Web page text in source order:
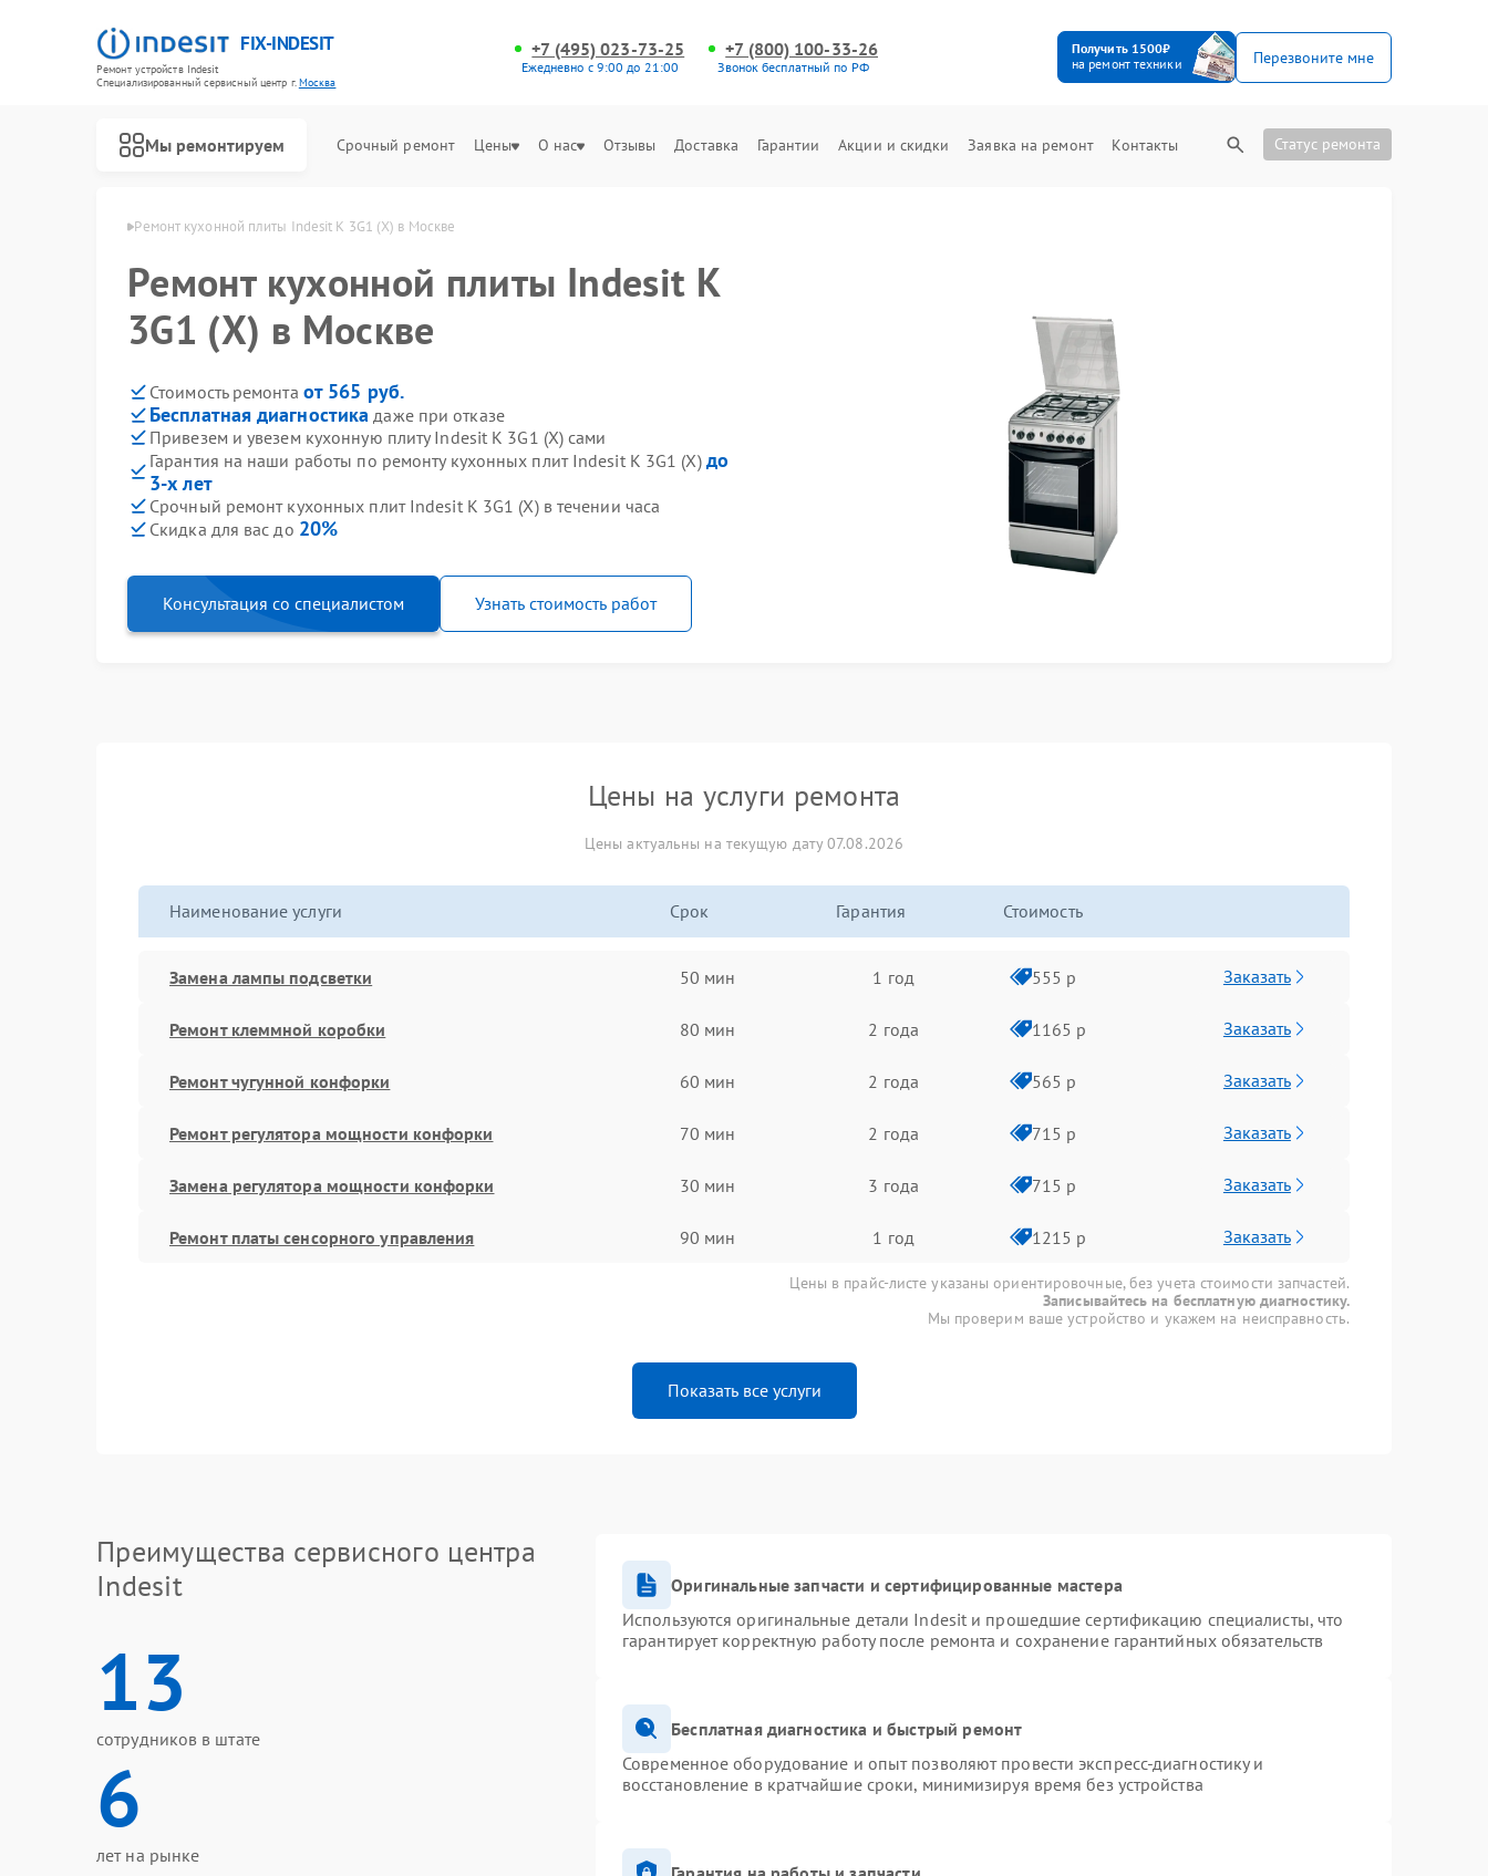
FIX-INDESIT
Ремонт устройств Indesit
Специализированный cервисный центр г.Москва
+7 (495) 023-73-25
Ежедневно с 9:00 до 21:00
+7 (800) 100-33-26
Звонок бесплатный по РФ
Получить 1500₽
на ремонт техники
Перезвоните мне
Мы ремонтируем Срочный ремонт Цены О нас Отзывы Доставка Гарантии Акции и скидки Заявка на ремонт Контакты Статус ремонта
Indesit в Москве Ремонт кухонной плиты Indesit K 3G1 (X) в Москве
Ремонт кухонной плиты Indesit K
3G1 (X) в Москве
Стоимость ремонта от 565 руб.
Бесплатная диагностика даже при отказе
Привезем и увезем кухонную плиту Indesit K 3G1 (X) сами
Гарантия на наши работы по ремонту кухонных плит Indesit K 3G1 (X) до
3-х лет
Срочный ремонт кухонных плит Indesit K 3G1 (X) в течении часа
Скидка для вас до 20%
Консультация со специалистом Узнать стоимость работ
Цены на услуги ремонта
Цены актуальны на текущую дату 07.08.2026
Наименование услуги Срок Гарантия Стоимость
Замена лампы подсветки 50 мин 1 год 555 р Заказать
Ремонт клеммной коробки 80 мин 2 года 1165 р Заказать
Ремонт чугунной конфорки 60 мин 2 года 565 р Заказать
Ремонт регулятора мощности конфорки 70 мин 2 года 715 р Заказать
Замена регулятора мощности конфорки 30 мин 3 года 715 р Заказать
Ремонт платы сенсорного управления 90 мин 1 год 1215 р Заказать
Цены в прайс-листе указаны ориентировочные, без учета стоимости запчастей.
Записывайтесь на бесплатную диагностику.
Мы проверим ваше устройство и укажем на неисправность.
Показать все услуги
Преимущества сервисного центра
Indesit
13
сотрудников в штате
6
лет на рынке
Оригинальные запчасти и сертифицированные мастера
Используются оригинальные детали Indesit и прошедшие сертификацию специалисты, что
гарантирует корректную работу после ремонта и сохранение гарантийных обязательств
Бесплатная диагностика и быстрый ремонт
Современное оборудование и опыт позволяют провести экспресс-диагностику и
восстановление в кратчайшие сроки, минимизируя время без устройства